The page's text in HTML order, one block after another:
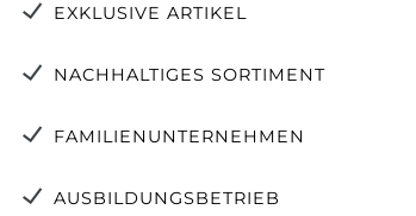
EXKLUSIVE ARTIKEL
NACHHALTIGES SORTIMENT
FAMILIENUNTERNEHMEN
AUSBILDUNGSBETRIEB